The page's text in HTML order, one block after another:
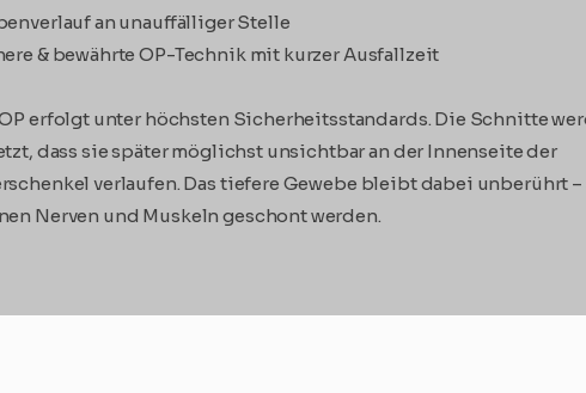
an unauffälliger Stelle
& bewährte OP-Technik mit kurzer Ausfallzeit
erfolgt unter höchsten Sicherheitsstandards. Die Schnitte
dass sie später möglichst unsichtbar an der Innenseite der
verlaufen. Das tiefere Gewebe bleibt dabei unberührt –
Nerven und Muskeln geschont werden.